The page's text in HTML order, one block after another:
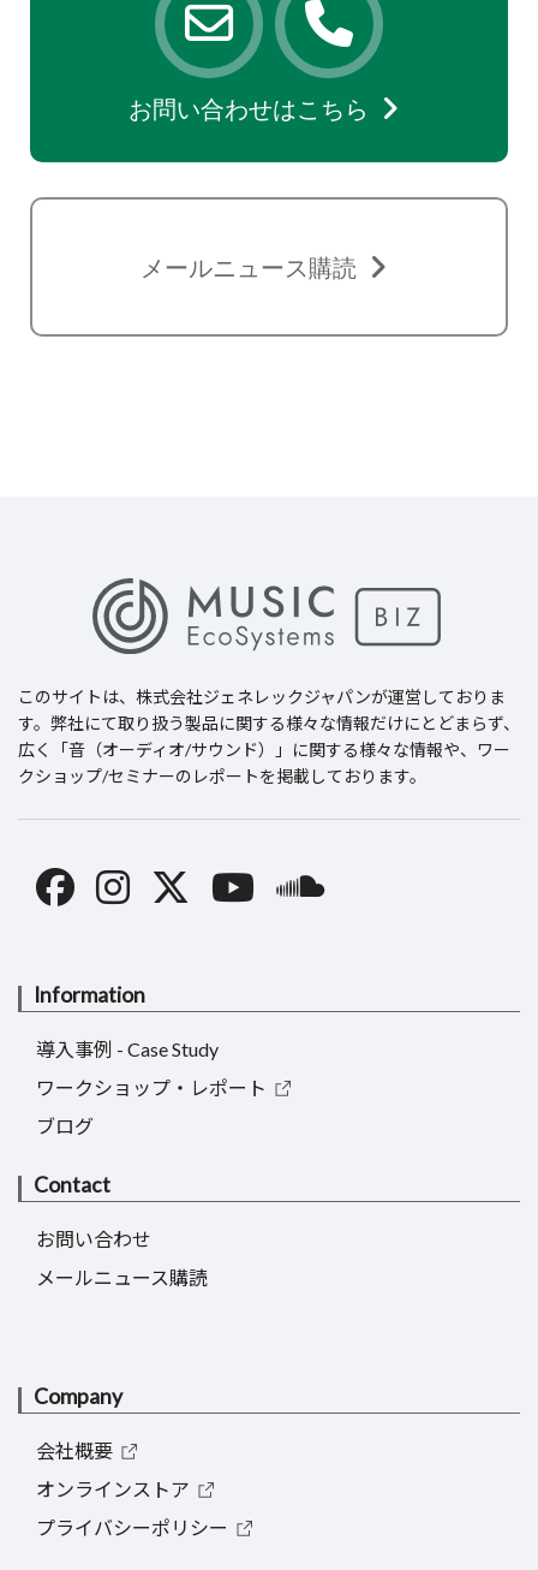
お問い合わせはこちら
メールニュース購読
このサイトは、 株式会社ジェネレックジャパンが運営しておりま
す。弊社にて取り扱う製品に関する様々な情報だけにとどまらず、
広く「音（オーディオ/サウンド）」に関する様々な情報や、ワー
クショップ/セミナーのレポートを掲載しております。
Information
導入事例 - Case Study
ワークショップ・レポート
ブログ
Contact
お問い合わせ
メールニュース購読
Company
会社概要
オンラインストア
プライバシーポリシー